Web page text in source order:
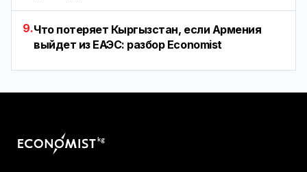
9.Что потеряет Кыргызстан, если Армения
выйдет из ЕАЭС: разбор Economist